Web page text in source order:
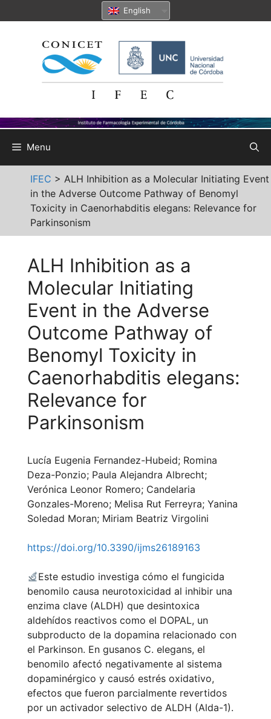
to
English
Menu
IFEC > ALH Inhibition as a Molecular Initiating Event
in the Adverse Outcome Pathway of Benomyl
Toxicity in Caenorhabditis elegans: Relevance for
Parkinsonism
ALH Inhibition as a
Molecular Initiating
Event in the Adverse
Outcome Pathway of
Benomyl Toxicity in
Caenorhabditis elegans:
Relevance for
Parkinsonism
Lucía Eugenia Fernandez-Hubeid; Romina
Deza-Ponzio; Paula Alejandra Albrecht;
Verónica Leonor Romero; Candelaria
Gonzales-Moreno; Melisa Rut Ferreyra; Yanina
Soledad Moran; Miriam Beatriz Virgolini
https://doi.org/10.3390/ijms26189163
Este estudio investiga cómo el fungicida
benomilo causa neurotoxicidad al inhibir una
enzima clave (ALDH) que desintoxica
aldehídos reactivos como el DOPAL, un
subproducto de la dopamina relacionado con
el Parkinson. En gusanos C. elegans, el
benomilo afectó negativamente al sistema
dopaminérgico y causó estrés oxidativo,
efectos que fueron parcialmente revertidos
por un activador selectivo de ALDH (Alda-1).